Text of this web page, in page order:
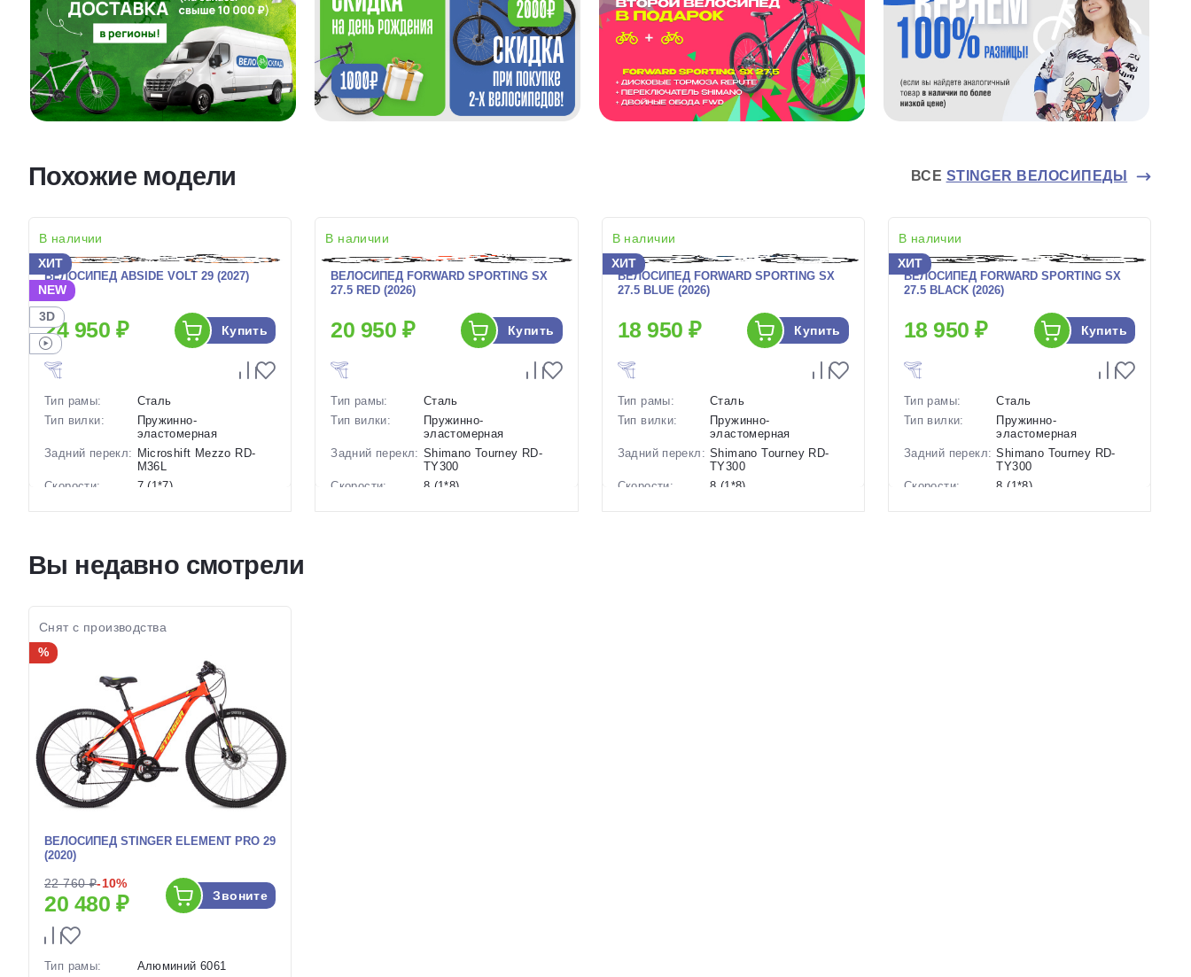
Похожие модели ВСЕ STINGER ВЕЛОСИПЕДЫ
В наличии
ХИТ
NEW
3D
ВЕЛОСИПЕД ABSIDE VOLT 29 (2027)
24 950 ₽ Купить
Тип рамы:
Сталь
Тип вилки:
Пружинно-
эластомерная
Задний перекл: Microshift Mezzo RD-
M36L
Скорости:
7 (1*7)
колес:
Цвет-размер в
, 20 Черный, 18 Черный
В наличии
ВЕЛОСИПЕД FORWARD SPORTING SX
27.5 RED (2026)
20 950 ₽ Купить
Тип рамы:
Сталь
Тип вилки:
Пружинно-
эластомерная
Задний перекл: Shimano Tourney RD-
TY300
Скорости:
8 (1*8)
В наличии
ХИТ
ВЕЛОСИПЕД FORWARD SPORTING SX
27.5 BLUE (2026)
18 950 ₽ Купить
Тип рамы:
Сталь
Тип вилки:
Пружинно-
эластомерная
Задний перекл: Shimano Tourney RD-
TY300
Скорости:
8 (1*8)
В наличии
ХИТ
ВЕЛОСИПЕД FORWARD SPORTING SX
27.5 BLACK (2026)
18 950 ₽ Купить
Тип рамы:
Сталь
Тип вилки:
Пружинно-
эластомерная
Задний перекл: Shimano Tourney RD-
TY300
Скорости:
8 (1*8)
Вы недавно смотрели
Снят с производства
%
ВЕЛОСИПЕД STINGER ELEMENT PRO 29
(2020)
22 760 ₽-10%
20 480 ₽ Звоните
Тип рамы: Алюминий 6061